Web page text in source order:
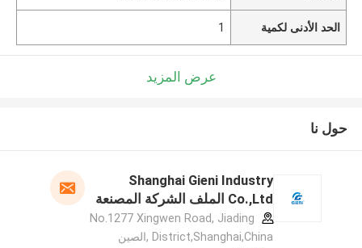
الحد الأدنى لكمية 1
عرض المزيد
حول نا
Shanghai Gieni Industry
Co.,Ltd الملف الشركة المصنعة
No.1277 Xingwen Road, Jiading
District,Shanghai,China ,الصين